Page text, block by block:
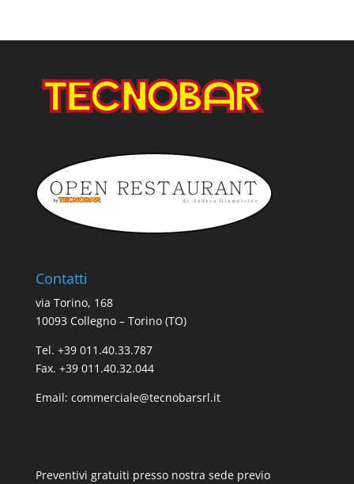
Contatti
via Torino, 168
10093 Collegno – Torino (TO)
Tel. +39 011.40.33.787
Fax. +39 011.40.32.044
Email: commerciale@tecnobarsrl.it
Preventivi gratuiti presso nostra sede previo